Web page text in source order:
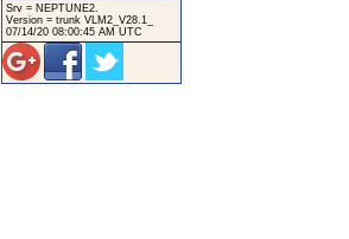
Srv = NEPTUNE2.
Version = trunk VLM2_V28.1_
07/14/20 08:00:45 AM UTC